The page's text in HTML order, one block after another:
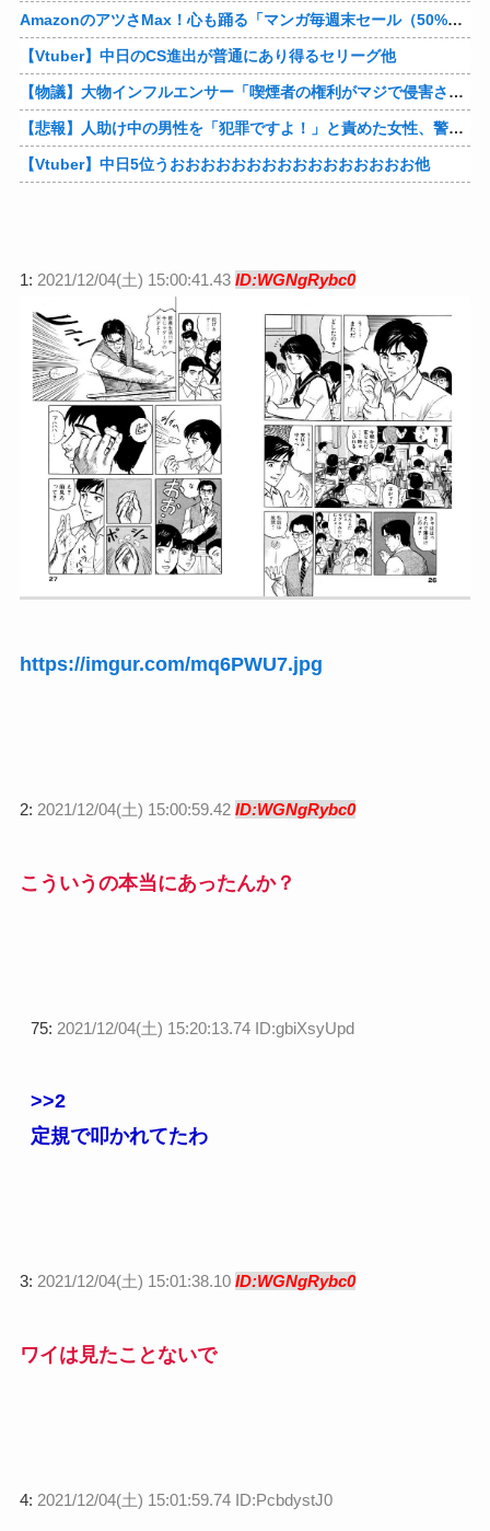
AmazonのアツさMax！心も踊る「マンガ毎週末セール（50%還元）」2日目襲来！他
【Vtuber】中日のCS進出が普通にあり得るセリーグ他
【物議】大物インフルエンサー「喫煙者の権利がマジで侵害されてる。いくら税金払ってるんだ」他
【悲報】人助け中の男性を「犯罪ですよ！」と責めた女性、警察が来た瞬間逃げる他
【Vtuber】中日5位うおおおおおおおおおおおおおおおお他
1: 2021/12/04(土) 15:00:41.43 ID:WGNgRybc0
https://imgur.com/mq6PWU7.jpg
2: 2021/12/04(土) 15:00:59.42 ID:WGNgRybc0
こういうの本当にあったんか？
75: 2021/12/04(土) 15:20:13.74 ID:gbiXsyUpd
>>2
定規で叩かれてたわ
3: 2021/12/04(土) 15:01:38.10 ID:WGNgRybc0
ワイは見たことないで
4: 2021/12/04(土) 15:01:59.74 ID:PcbdystJ0